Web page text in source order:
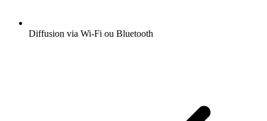
Diffusion via Wi-Fi ou Bluetooth